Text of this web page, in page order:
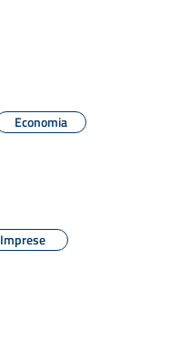
Economia
Imprese